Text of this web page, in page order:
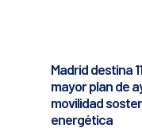
Madrid destina
mayor plan de
movilidad
energética